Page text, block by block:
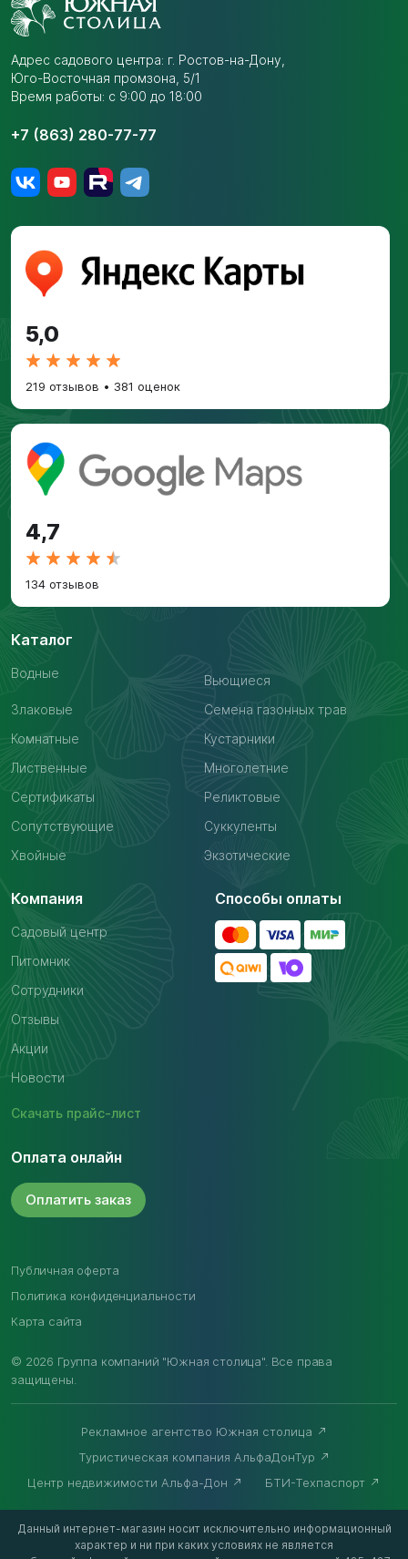
Адрес садового центра: г. Ростов-на-Дону,
Юго-Восточная промзона, 5/1
Время работы: с 9:00 до 18:00
+7 (863) 280-77-77
5,0
219 отзывов • 381 оценок
4,7
134 отзывов
Каталог
Водные
Вьющиеся
Злаковые
Семена газонных трав
Комнатные
Кустарники
Лиственные
Многолетние
Сертификаты
Реликтовые
Сопутствующие
Суккуленты
Хвойные
Экзотические
Компания
Садовый центр
Питомник
Сотрудники
Отзывы
Акции
Новости
Скачать прайс-лист
Способы оплаты
Оплата онлайн
Оплатить заказ
© 2026 Группа компаний "Южная столица". Все права
защищены.
Публичная оферта
Политика конфиденциальности
Карта сайта
Рекламное агентство Южная столица
Туристическая компания АльфаДонТур
Центр недвижимости Альфа-Дон
БТИ-Техпаспорт
Данный интернет-магазин носит исключительно информационный
характер и ни при каких условиях не является